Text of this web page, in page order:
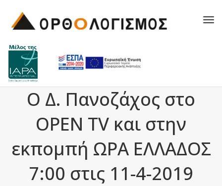
O Δ. Πανοζάχος στο
OPEN TV και στην
εκπομπή ΩΡΑ ΕΛΛAΔΟΣ
7:00 στις 11-4-2019